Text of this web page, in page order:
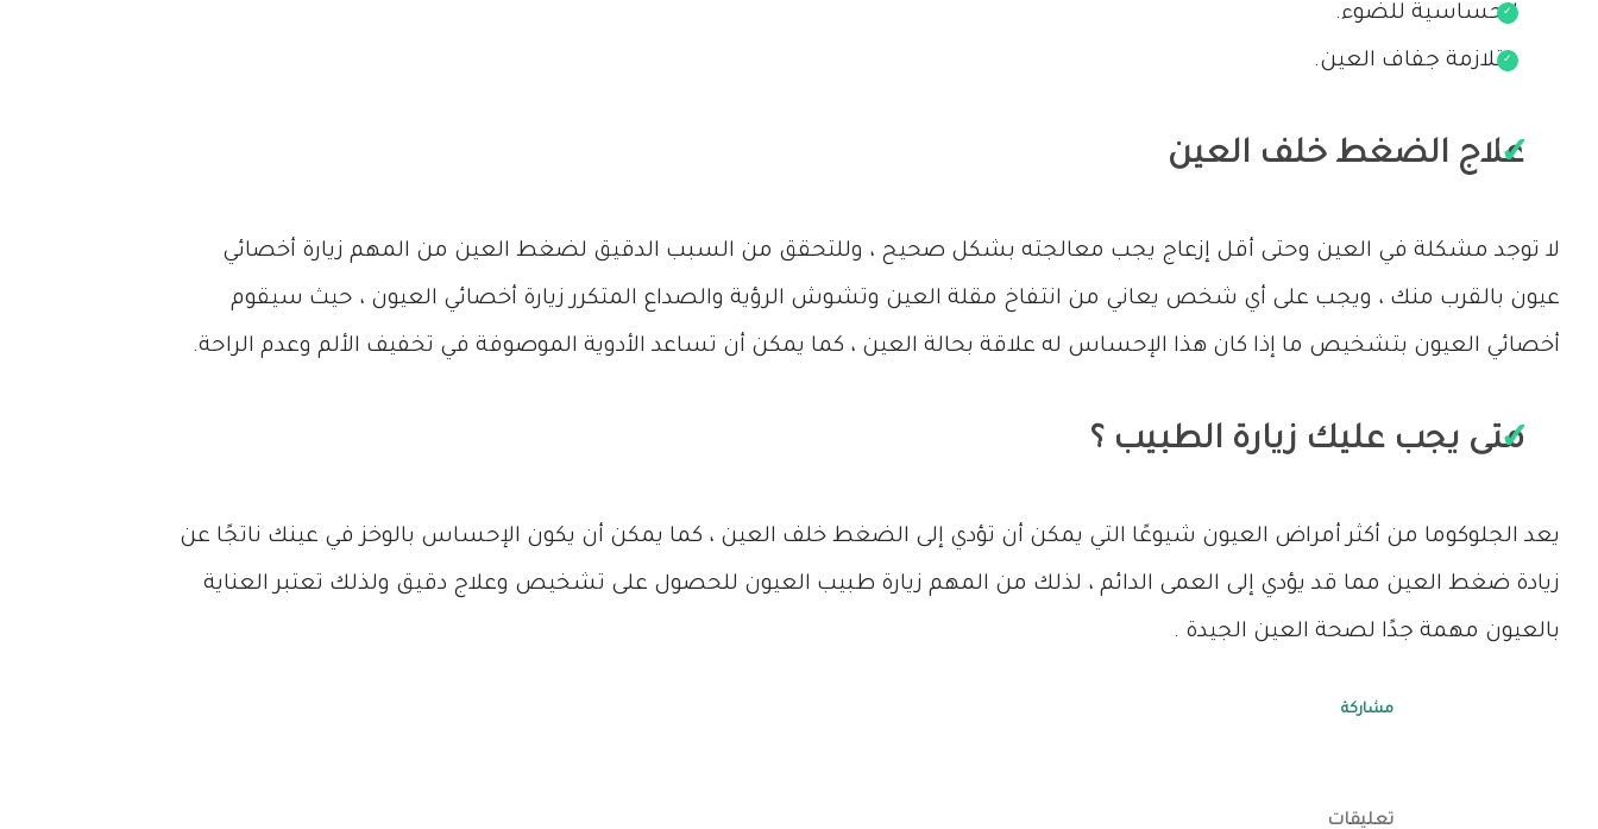
الحساسية للضوء.
متلازمة جفاف العين.
علاج الضغط خلف العين
لا توجد مشكلة في العين وحتى أقل إزعاج يجب معالجته بشكل صحيح ، وللتحقق من السبب الدقيق لضغط العين من المهم زيارة أخصائي
عيون بالقرب منك ، ويجب على أي شخص يعاني من انتفاخ مقلة العين وتشوش الرؤية والصداع المتكرر زيارة أخصائي العيون ، حيث سيقوم
أخصائي العيون بتشخيص ما إذا كان هذا الإحساس له علاقة بحالة العين ، كما يمكن أن تساعد الأدوية الموصوفة في تخفيف الألم وعدم الراحة.
متى يجب عليك زيارة الطبيب ؟
يعد الجلوكوما من أكثر أمراض العيون شيوعًا التي يمكن أن تؤدي إلى الضغط خلف العين ، كما يمكن أن يكون الإحساس بالوخز في عينك ناتجًا عن
زيادة ضغط العين مما قد يؤدي إلى العمى الدائم ، لذلك من المهم زيارة طبيب العيون للحصول على تشخيص وعلاج دقيق ولذلك تعتبر العناية
بالعيون مهمة جدًا لصحة العين الجيدة .
مشاركة
تعليقات